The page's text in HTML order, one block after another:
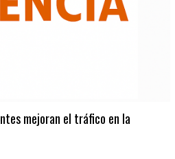
mejoran el tráfico en la